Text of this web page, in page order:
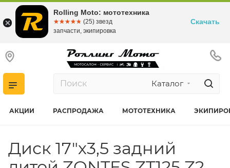
Каталог
АКЦИИ РАСПРОДАЖА МОТОТЕХНИКА
Диск 17"х3,5 задний
Rolling Moto: мототехника
☆☆☆☆☆
★★★★★ (25) звезд
запчасти, экипировка
Скачать